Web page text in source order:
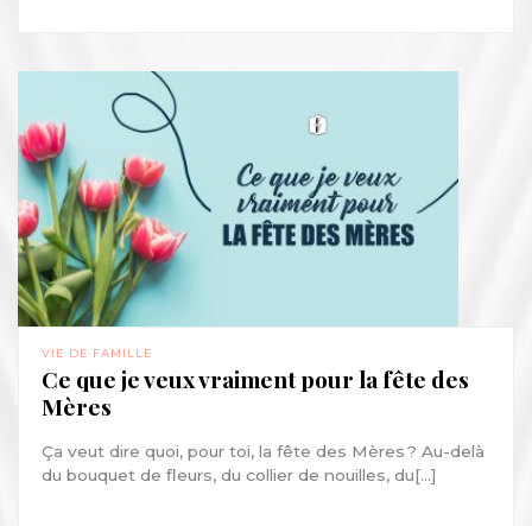
VIE DE FAMILLE
Ce que je veux vraiment pour la fête des
Mères
Ça veut dire quoi, pour toi, la fête des Mères ? Au-delà
du bouquet de fleurs, du collier de nouilles, du[...]